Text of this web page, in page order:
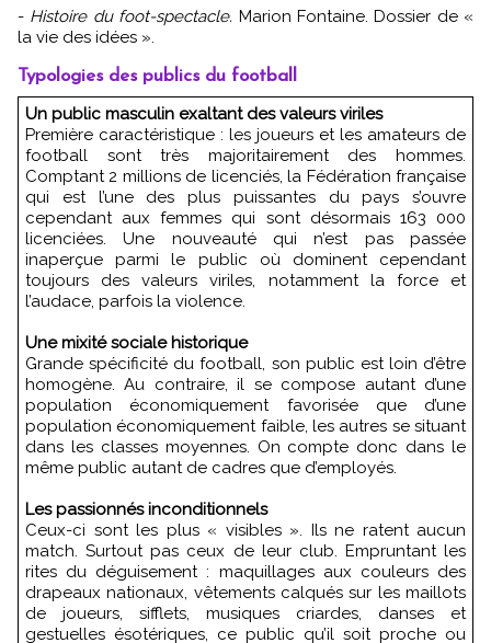
- Histoire du foot-spectacle. Marion Fontaine. Dossier de «
la vie des idées ».
Typologies des publics du football
Un public masculin exaltant des valeurs viriles
Première caractéristique : les joueurs et les amateurs de
football sont très majoritairement des hommes.
Comptant 2 millions de licenciés, la Fédération française
qui est l’une des plus puissantes du pays s’ouvre
cependant aux femmes qui sont désormais 163 000
licenciées. Une nouveauté qui n’est pas passée
inaperçue parmi le public où dominent cependant
toujours des valeurs viriles, notamment la force et
l’audace, parfois la violence.
Une mixité sociale historique
Grande spécificité du football, son public est loin d’être
homogène. Au contraire, il se compose autant d’une
population économiquement favorisée que d’une
population économiquement faible, les autres se situant
dans les classes moyennes. On compte donc dans le
même public autant de cadres que d’employés.
Les passionnés inconditionnels
Ceux-ci sont les plus « visibles ». Ils ne ratent aucun
match. Surtout pas ceux de leur club. Empruntant les
rites du déguisement : maquillages aux couleurs des
drapeaux nationaux, vêtements calqués sur les maillots
de joueurs, sifflets, musiques criardes, danses et
gestuelles ésotériques, ce public qu’il soit proche ou